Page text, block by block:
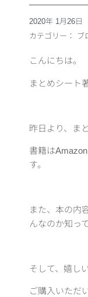
2020年 1月26日
カテゴリー：
ブ
こんにちは。
まとめシート
昨日より、ま
書籍は
す。
また、本の内
んなのか知っ
そして、嬉し
ご購入いただ